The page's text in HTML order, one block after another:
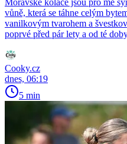
Moravské koláče jsou pro mě
vůně, která se táhne celým
vanilkovým tvarohem a
poprvé před pár lety a od té
Cooky.cz
dnes, 06:19
5 min